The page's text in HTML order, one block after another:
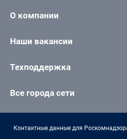
О компании
Наши вакансии
Техподдержка
Все города сети
Контактные данные для